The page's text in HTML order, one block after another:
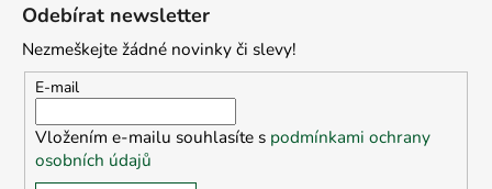
Odebírat newsletter
Nezmeškejte žádné novinky či slevy!
E-mail
Vložením e-mailu souhlasíte s podmínkami ochrany
osobních údajů